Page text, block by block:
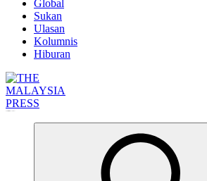
Global
Sukan
Ulasan
Kolumnis
Hiburan